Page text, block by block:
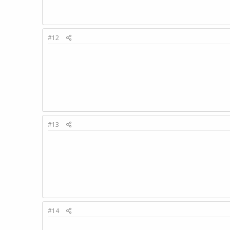
#12
#13
#14